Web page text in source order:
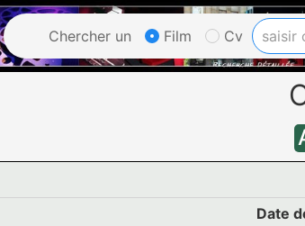
Chercher un Film Cv
Date